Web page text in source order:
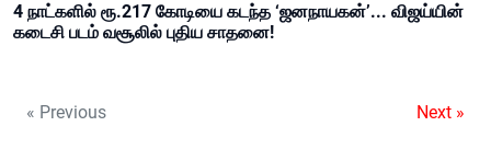
4 நாட்களில் ரூ.217 கோடியை கடந்த ‘ஜனநாயகன்’... விஜய்யின்
கடைசி படம் வசூலில் புதிய சாதனை!
« Previous Next »